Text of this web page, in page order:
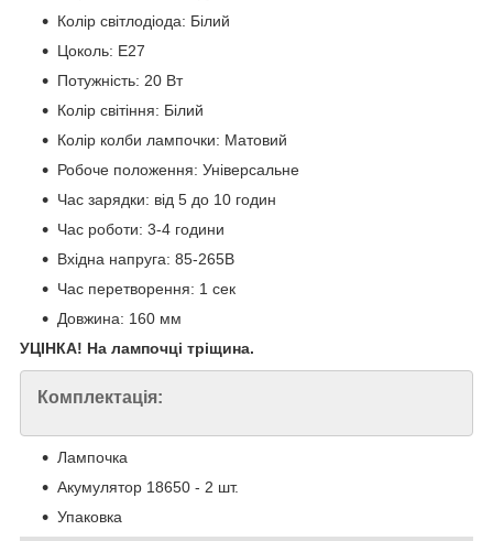
Колір світлодіода: Білий
Цоколь: E27
Потужність: 20 Вт
Колір світіння: Білий
Колір колби лампочки: Матовий
Робоче положення: Універсальне
Час зарядки: від 5 до 10 годин
Час роботи: 3-4 години
Вхідна напруга: 85-265В
Час перетворення: 1 сек
Довжина: 160 мм
УЦІНКА! На лампочці тріщина.
Комплектація:
Лампочка
Акумулятор 18650 - 2 шт.
Упаковка